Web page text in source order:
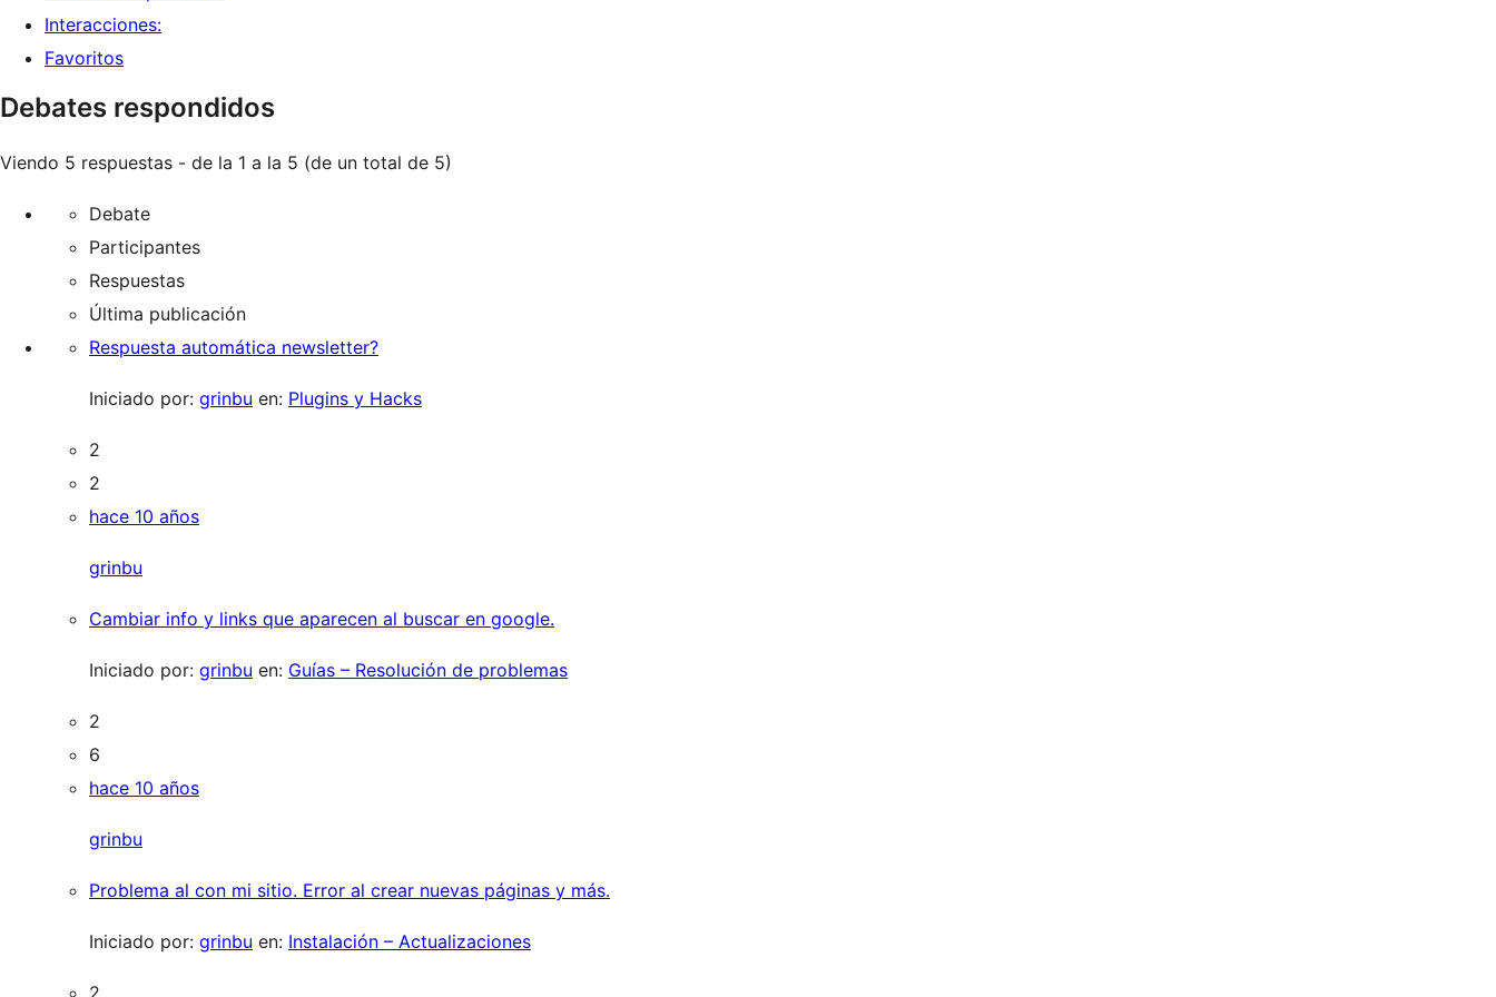
Interacciones:
Favoritos
Debates respondidos
Viendo 5 respuestas - de la 1 a la 5 (de un total de 5)
Debate
Participantes
Respuestas
Última publicación
Respuesta automática newsletter?
Iniciado por: grinbu en: Plugins y Hacks
2
2
hace 10 años
grinbu
Cambiar info y links que aparecen al buscar en google.
Iniciado por: grinbu en: Guías – Resolución de problemas
2
6
hace 10 años
grinbu
Problema al con mi sitio. Error al crear nuevas páginas y más.
Iniciado por: grinbu en: Instalación – Actualizaciones
2